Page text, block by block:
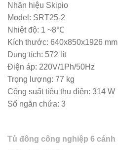
Nhãn hiệu Skipio
Model: SRT25-2
Nhiệt độ: 1 ~8℃
Kích thước: 640x850x1926 mm
Dung tích: 572 lít
Điện áp: 220V/1Ph/50Hz
Trọng lượng: 77 kg
Công suất tiêu thụ điện: 314 W
Số ngăn chứa: 3
Tủ đông công nghiệp 6 cánh